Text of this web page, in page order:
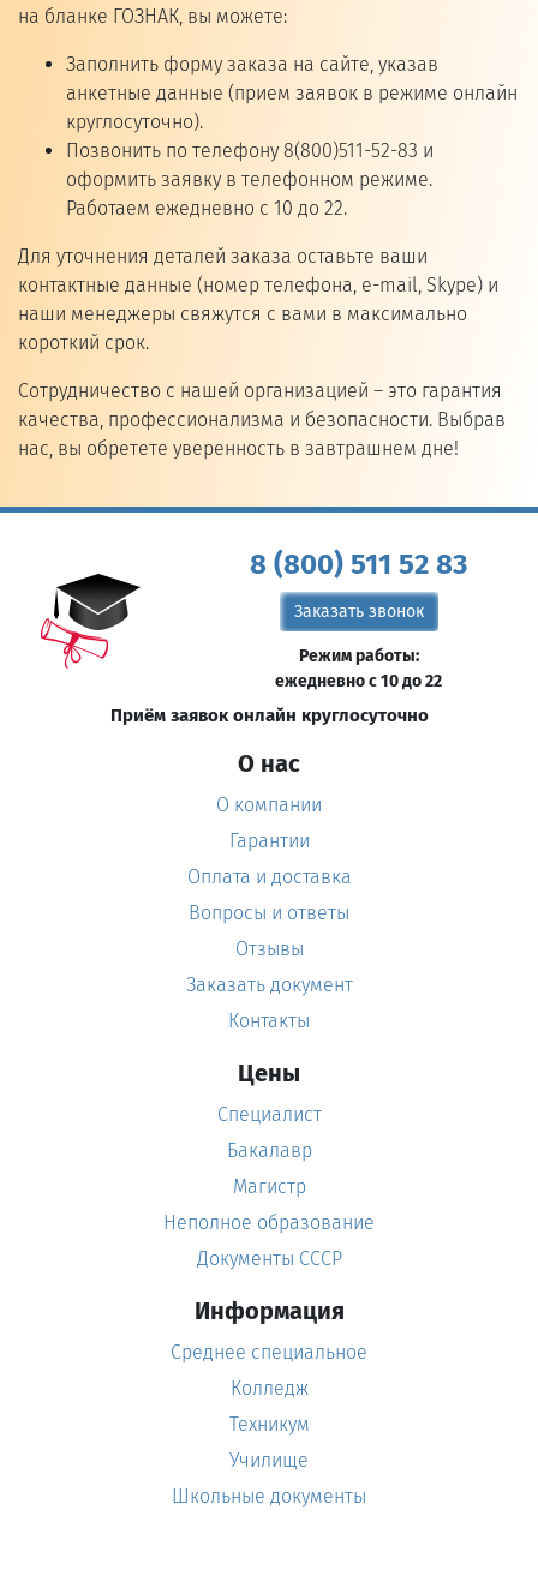
на бланке ГОЗНАК, вы можете:
Заполнить форму заказа на сайте, указав
анкетные данные (прием заявок в режиме онлайн
круглосуточно).
Позвонить по телефону 8(800)511-52-83 и
оформить заявку в телефонном режиме.
Работаем ежедневно с 10 до 22.
Для уточнения деталей заказа оставьте ваши
контактные данные (номер телефона, e-mail, Skype) и
наши менеджеры свяжутся с вами в максимально
короткий срок.
Сотрудничество с нашей организацией – это гарантия
качества, профессионализма и безопасности. Выбрав
нас, вы обретете уверенность в завтрашнем дне!
8 (800) 511 52 83
Заказать звонок
Режим работы:
ежедневно с 10 до 22
Приём заявок онлайн круглосуточно
О нас
О компании
Гарантии
Оплата и доставка
Вопросы и ответы
Отзывы
Заказать документ
Контакты
Цены
Специалист
Бакалавр
Магистр
Неполное образование
Документы СССР
Информация
Среднее специальное
Колледж
Техникум
Училище
Школьные документы